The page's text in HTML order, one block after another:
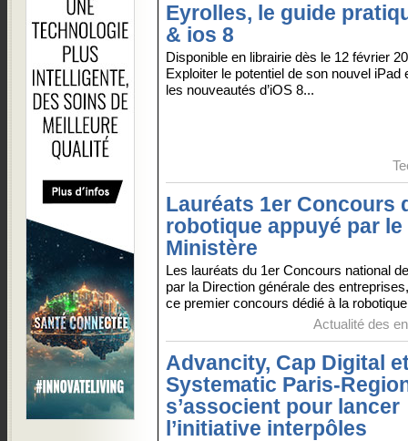
Eyrolles, le guide
& ios 8
Disponible en librairie dès le 12 février
Exploiter le potentiel de son nouvel iPad
les nouveautés d’iOS 8...
Lauréats 1er Concours
robotique appuyé par le
Ministère
Les lauréats du 1er Concours national
par la Direction générale des
ce premier concours dédié à la
Actualité des
Advancity, Cap Digital
Systematic Paris-
s’associent pour lancer
l’initiative interpôles